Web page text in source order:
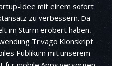
Idee mit einem sofort
zu verbessern. Da
im Sturm erobert haben,
Trivago Klonskript
Publikum mit unserem